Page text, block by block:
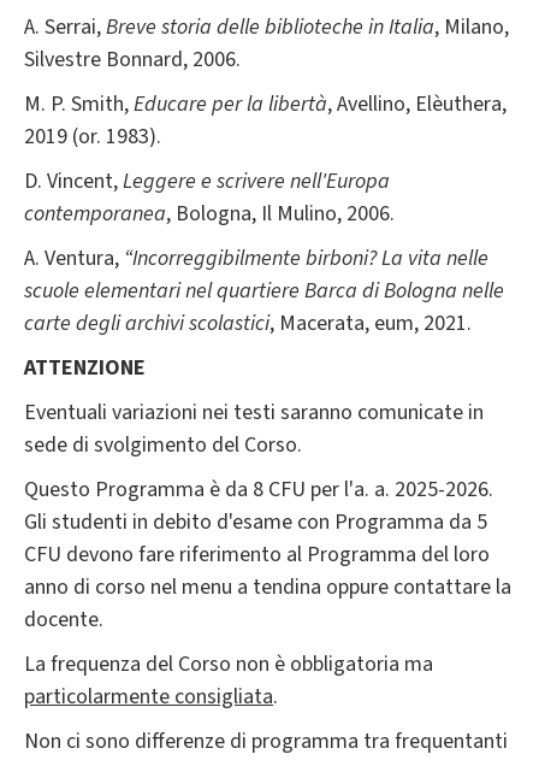
A. Serrai,Breve storia delle biblioteche in Italia, Milano,
Silvestre Bonnard, 2006.
M. P. Smith,Educare per la libertà, Avellino, Elèuthera,
2019 (or. 1983).
D. Vincent,Leggere e scrivere nell'Europa
contemporanea, Bologna, Il Mulino, 2006.
A. Ventura, “Incorreggibilmente birboni? La vita nelle
scuole elementari nel quartiere Barca di Bologna nelle
carte degli archivi scolastici, Macerata, eum, 2021.
ATTENZIONE
Eventuali variazioni nei testi saranno comunicate in
sede di svolgimento del Corso.
Questo Programma è da 8 CFU per l'a. a. 2025-2026.
Gli studenti in debito d'esame con Programma da 5
CFU devono fare riferimento al Programma del loro
anno di corso nel menu a tendina oppure contattare la
docente.
La frequenza del Corso non è obbligatoria ma
particolarmente consigliata.
Non ci sono differenze di programma tra frequentanti